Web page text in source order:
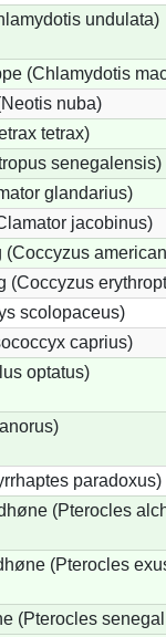
undulata)
(Chlamydotis
nuba)
tetrax)
senegalensis)
glandarius)
jacobinus)
(Coccyzus
scolopaceus)
caprius)
optatus)
paradoxus)
(Pterocles
(Pterocles
(Pterocles